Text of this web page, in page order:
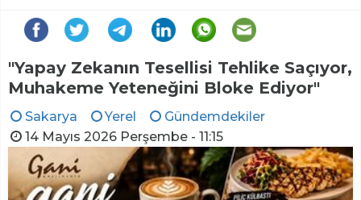
"Yapay Zekanın Tesellisi Tehlike Saçıyor,
Muhakeme Yeteneğini Bloke Ediyor"
Sakarya Yerel
Gündemdekiler
14 Mayıs 2026 Perşembe - 11:15